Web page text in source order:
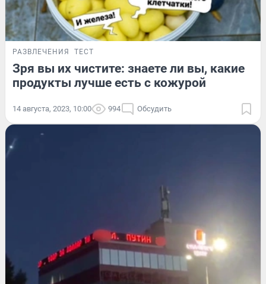
РАЗВЛЕЧЕНИЯ ТЕСТ
Зря вы их чистите: знаете ли вы, какие
продукты лучше есть с кожурой
14 августа, 2023, 10:00 994 Обсудить